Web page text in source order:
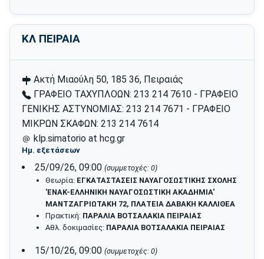
ΚΛ ΠΕΙΡΑΙΑ
Ακτή Μιαούλη 50, 185 36, Πειραιάς
ΓΡΑΦΕΙΟ ΤΑΧΥΠΛΟΩΝ: 213 214 7610 - ΓΡΑΦΕΙΟ
ΓΕΝΙΚΗΣ ΑΣΤΥΝΟΜΙΑΣ: 213 214 7671 - ΓΡΑΦΕΙΟ
ΜΙΚΡΩΝ ΣΚΑΦΩΝ: 213 214 7614
klp.simatorio at hcg.gr
Ημ. εξετάσεων
25/09/26, 09:00 (συμμετοχές: 0)
Θεωρία: ΕΓΚΑΤΑΣΤΑΣΕΙΣ ΝΑΥΑΓΟΣΩΣΤΙΚΗΣ ΣΧΟΛΗΣ
'ΕΝΑΚ-ΕΛΛΗΝΙΚΗ ΝΑΥΑΓΟΣΩΣΤΙΚΗ ΑΚΑΔΗΜΙΑ'
ΜΑΝΤΖΑΓΡΙΩΤΑΚΗ 72, ΠΛΑΤΕΙΑ ΔΑΒΑΚΗ ΚΑΛΛΙΘΕΑ
Πρακτική: ΠΑΡΑΛΙΑ ΒΟΤΣΑΛΑΚΙΑ ΠΕΙΡΑΙΑΣ
Αθλ. δοκιμασίες: ΠΑΡΑΛΙΑ ΒΟΤΣΑΛΑΚΙΑ ΠΕΙΡΑΙΑΣ
15/10/26, 09:00 (συμμετοχές: 0)